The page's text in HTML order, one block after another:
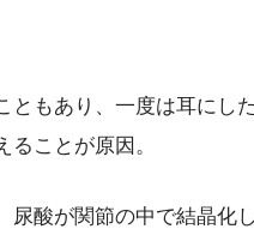
ともあり、一度は耳にし
ことが原因。
尿酸が関節の中で結晶化